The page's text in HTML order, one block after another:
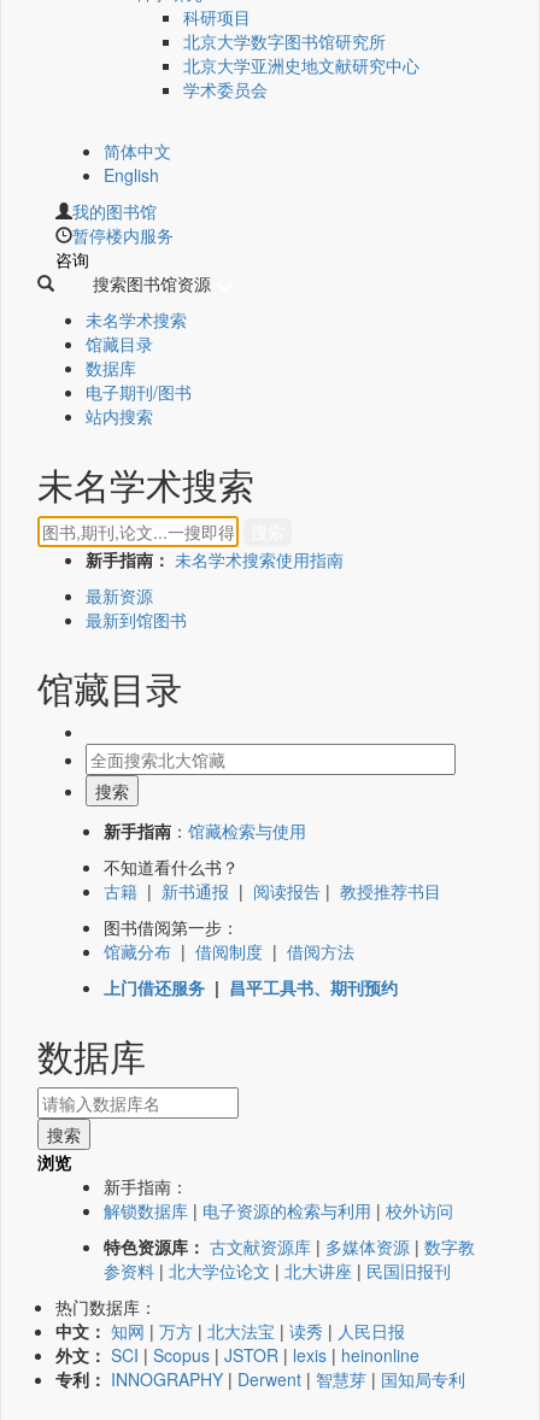
科研项目
北京大学数字图书馆研究所
北京大学亚洲史地文献研究中心
学术委员会
简体中文
English
我的图书馆
暂停楼内服务
咨询
搜索图书馆资源
未名学术搜索
馆藏目录
数据库
电子期刊/图书
站内搜索
未名学术搜索
新手指南： 未名学术搜索使用指南
最新资源
最新到馆图书
馆藏目录
新手指南 ： 馆藏检索与使用
不知道看什么书？
古籍 | 新书通报 | 阅读报告 | 教授推荐书目
图书借阅第一步：
馆藏分布 | 借阅制度 | 借阅方法
上门借还服务 | 昌平工具书、期刊预约
数据库
浏览
新手指南：
解锁数据库 | 电子资源的检索与利用 | 校外访问
特色资源库： 古文献资源库 | 多媒体资源 | 数字教
参资料 | 北大学位论文 | 北大讲座 | 民国旧报刊
热门数据库：
中文： 知网 | 万方 | 北大法宝 | 读秀 | 人民日报
外文： SCI | Scopus | JSTOR | lexis | heinonline
专利： INNOGRAPHY | Derwent | 智慧芽 | 国知局专利